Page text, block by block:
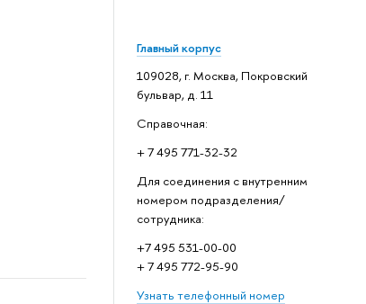
Главный корпус
109028, г. Москва, Покровский
бульвар, д. 11
Справочная:
+ 7 495 771-32-32
Для соединения с внутренним
номером подразделения/
сотрудника:
+7 495 531-00-00
+ 7 495 772-95-90
Узнать телефонный номер